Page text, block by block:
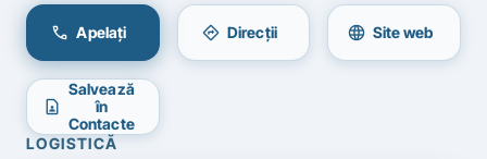
call Apelați directions Direcții language Site web
contact_page
Salvează
în
Contacte
LOGISTICĂ